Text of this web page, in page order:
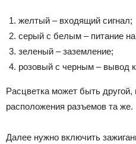
желтый – входящий сигнал;
серый с белым – питание
зеленый – заземление;
розовый с черным – вывод
Расцветка может быть другой,
расположения разъемов та же.
Далее нужно включить